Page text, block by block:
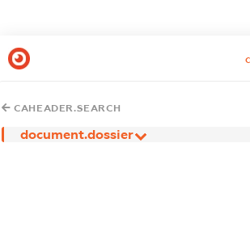
CAHEADER.SEARCH
document.dossier